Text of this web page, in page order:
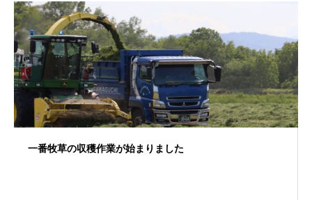
一番牧草の収穫作業が始まりました